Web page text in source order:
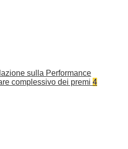
sulla Performance
complessivo dei premi 4